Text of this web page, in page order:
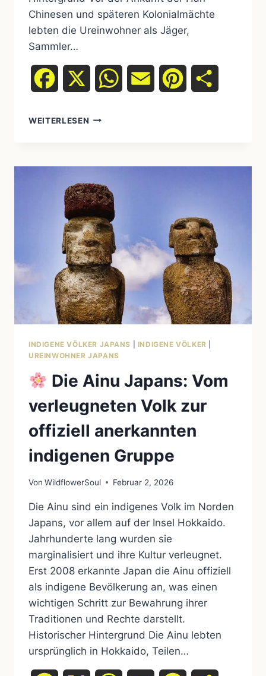
Chinesen und späteren Kolonialmächte
lebten die Ureinwohner als Jäger,
Sammler…
Facebook WhatsAppEmail Pinterest
WEITERLESEN
DIE
AUSTRONESISCHEN
WURZELN
DER
INSEL
INDIGENE VÖLKER JAPANS INDIGENE VÖLKER
UREINWOHNER JAPANS
Die Ainu Japans: Vom
verleugneten Volk zur
offiziell anerkannten
indigenen Gruppe
Von WildflowerSoul Februar 2, 2026
Die Ainu sind ein indigenes Volk im Norden
Japans, vor allem auf der Insel Hokkaido.
Jahrhunderte lang wurden sie
marginalisiert und ihre Kultur verleugnet.
Erst 2008 erkannte Japan die Ainu offiziell
als indigene Bevölkerung an, was einen
wichtigen Schritt zur Bewahrung ihrer
Traditionen und Rechte darstellt.
Historischer Hintergrund Die Ainu lebten
ursprünglich in Hokkaido, Teilen…